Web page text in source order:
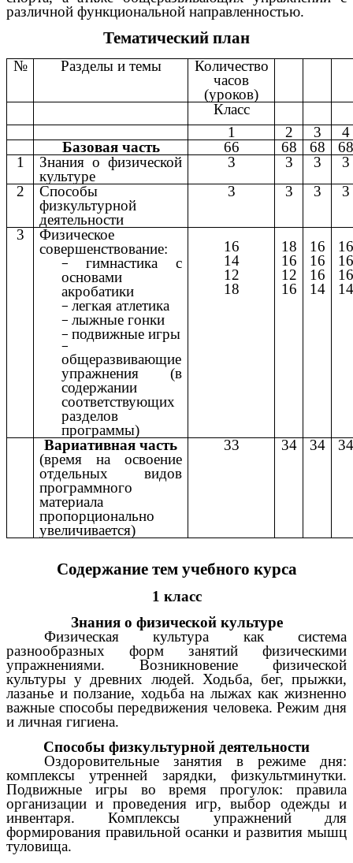
различной функциональной направленностью.
Тематический план
№ Разделы и темы
Количество
часов
(уроков)
Класс
1
2 3
4
Базовая часть
66 68 68
68
1
Знания о физической
культуре
3 3 3
3
2
Способы
физкультурной
деятельности
3 3 3 3
3
Физическое
совершенствование:
гимнастика с
основами
акробатики
легкая атлетика
лыжные гонки
подвижные игры
общеразвивающие
упражнения (в
содержании
соответствующих
разделов
программы)
16
14
12
18
18
16
12
16
16
16
16
14
16
16
16
14
Вариативная часть
(время на освоение
отдельных видов
программного
материала
пропорционально
увеличивается)
33 34 34 34
Содержание тем учебного курса
1 класс
Знания о физической культуре
Физическая культура как система
разнообразных форм занятий физическими
упражнениями. Возникновение физической
культуры у древних людей. Ходьба, бег, прыжки,
лазанье и ползание, ходьба на лыжах как жизненно
важные способы передвижения человека. Режим дня
и личная гигиена.
Способы физкультурной деятельности
Оздоровительные занятия в режиме дня:
комплексы утренней зарядки, физкультминутки.
Подвижные игры во время прогулок: правила
организации и проведения игр, выбор одежды и
инвентаря. Комплексы упражнений для
формирования правильной осанки и развития мышц
туловища.